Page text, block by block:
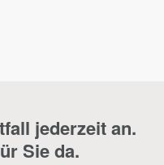
jederzeit an.
Sie da.